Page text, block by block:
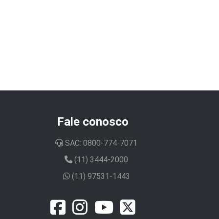
Fale conosco
SAC: 0800-774-7071
(11) 3444-2000
(11) 97531-1443